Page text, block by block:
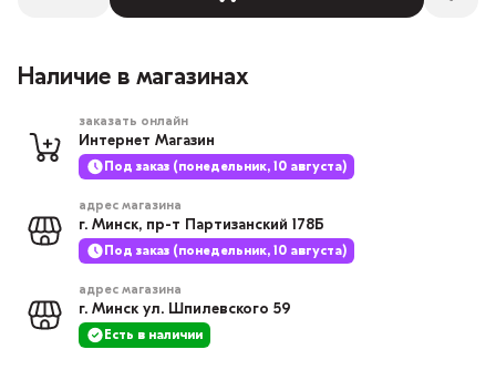
Наличие в магазинах
заказать онлайн
Интернет Магазин
Под заказ (понедельник, 10 августа)
адрес магазина
г. Минск, пр-т Партизанский 178Б
Под заказ (понедельник, 10 августа)
адрес магазина
г. Минск ул. Шпилевского 59
Есть в наличии